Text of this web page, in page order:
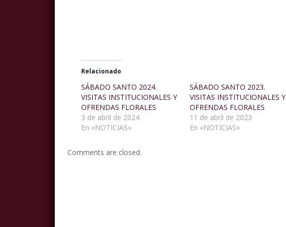
Relacionado
SÁBADO SANTO 2024.
VISITAS INSTITUCIONALES Y
OFRENDAS FLORALES
3 de abril de 2024
En «NOTICIAS»
SÁBADO SANTO 2023.
VISITAS INSTITUCIONALES Y
OFRENDAS FLORALES
11 de abril de 2023
En «NOTICIAS»
Comments are closed.